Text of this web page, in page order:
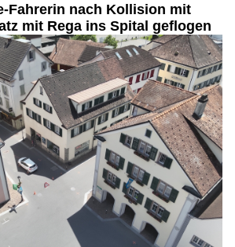
Fahrerin nach Kollision mit
mit Rega ins Spital geflogen